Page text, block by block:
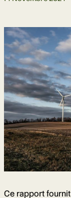
Ce rapport